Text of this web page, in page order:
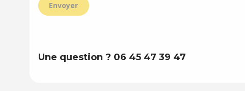
Envoyer
Une question ? 06 45 47 39 47